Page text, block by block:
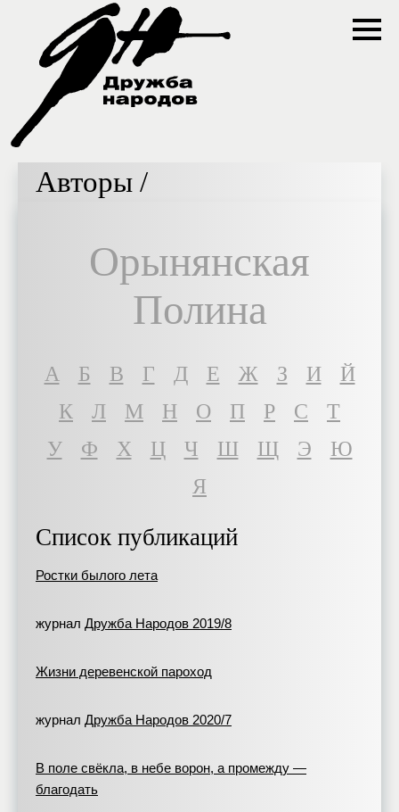
Авторы /
Орынянская
Полина
A Б В Г Д Е Ж З И
Й
К
Л М Н О П Р С
Т
У
Ф Х Ц Ч Ш Щ Э
Ю
Я
Список публикаций
Ростки былого лета
журнал Дружба Народов 2019/8
Жизни деревенской пароход
журнал Дружба Народов 2020/7
В поле свёкла, в небе ворон, а промежду —
благодать